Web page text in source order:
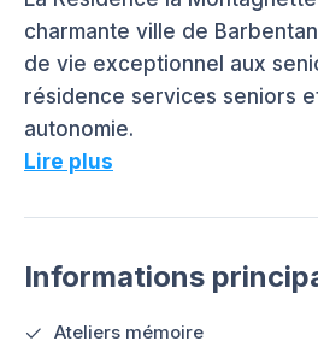
charmante ville de
de vie exceptionnel aux
résidence services seniors
autonomie.
Lire plus
Informations
Ateliers mémoire